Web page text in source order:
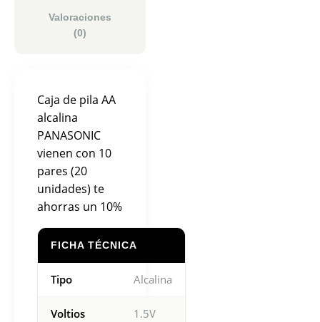
Valoraciones
(0)
Caja de pila AA
alcalina
PANASONIC
vienen con 10
pares (20
unidades) te
ahorras un 10%
FICHA TÉCNICA
Tipo Alcalina
Voltios 1.5V